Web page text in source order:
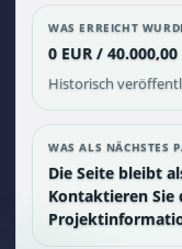
WAS ERREICHT
0 EUR / 40.000,00
Historisch
WAS ALS NÄCHSTES
Die Seite bleibt
Kontaktieren Sie